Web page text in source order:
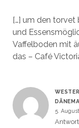
[…] um den torvet
und
Vaffelboden mit
das – Café
5.